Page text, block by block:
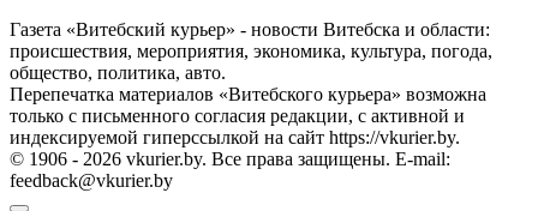
Газета «Витебский курьер» - новости Витебска и области:
происшествия, мероприятия, экономика, культура, погода,
общество, политика, авто.
Перепечатка материалов «Витебского курьера» возможна
только с письменного согласия редакции, с активной и
индексируемой гиперссылкой на сайт https://vkurier.by.
© 1906 - 2026 vkurier.by. Все права защищены. E-mail:
feedback@vkurier.by